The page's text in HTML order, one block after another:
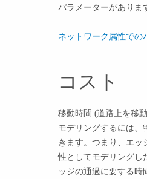
パラメーターがありま
ネットワーク属性での
コスト
移動時間 (道路上を移
モデリングするには、
きます。つまり、エ
性としてモデリングし
ッジの通過に要する